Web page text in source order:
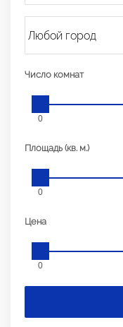
Число комнат
0
Площадь (кв. м.)
0
Цена
0